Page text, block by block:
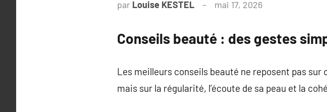
par Louise KESTEL mai 17, 2026
Conseils beauté : des gestes
Les meilleurs conseils beauté ne reposent pas
mais sur la régularité, l’écoute de sa peau et la